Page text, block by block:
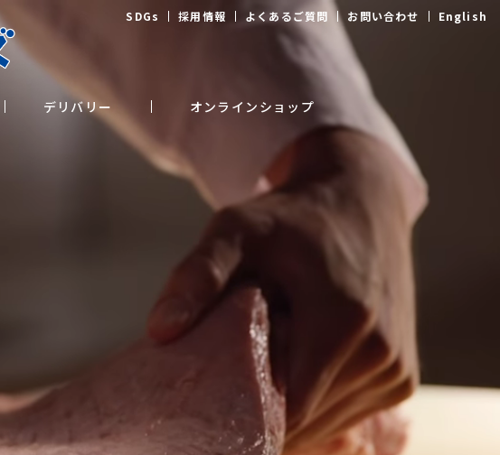
オンラインショップ
SDGs 採用情報 よくあるご質問 お問い合わせ English
デリバリー オンラインショップ